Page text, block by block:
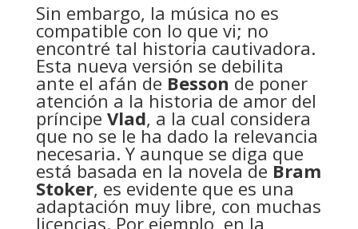
Sin embargo, la música no es
compatible con lo que vi; no
encontré tal historia cautivadora.
Esta nueva versión se debilita
ante el afán de Besson de poner
atención a la historia de amor del
príncipe Vlad, a la cual considera
que no se le ha dado la relevancia
necesaria. Y aunque se diga que
está basada en la novela de Bram
Stoker, es evidente que es una
adaptación muy libre, con muchas
licencias. Por ejemplo, en la